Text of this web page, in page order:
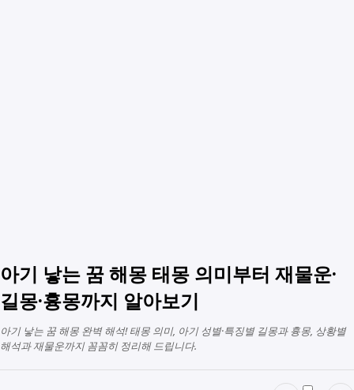
아기 낳는 꿈 해몽 태몽 의미부터 재물운·
길몽·흉몽까지 알아보기
아기 낳는 꿈 해몽 완벽 해석! 태몽 의미, 아기 성별·특징별 길몽과 흉몽, 상황별
해석과 재물운까지 꼼꼼히 정리해 드립니다.